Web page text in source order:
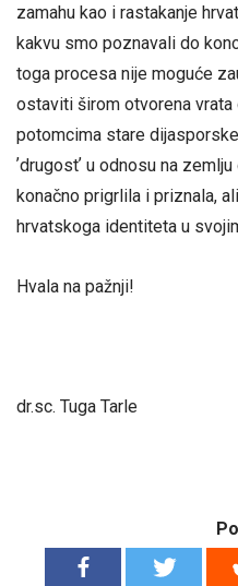
zamahu kao i rastakanje
kakvu smo poznavali do
toga procesa nije moguće
ostaviti širom otvorena
potomcima stare
ʼdrugostʼ u odnosu na
konačno prigrlila i priznala,
hrvatskoga identiteta u
Hvala na pažnji!
dr.sc. Tuga Tarle